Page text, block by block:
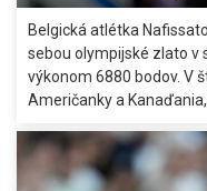
Belgická atlétka
sebou olympijské zlato v
výkonom 6880 bodov. V
Američanky a
pripísala vytrvalecké
na 10.000 metrov.